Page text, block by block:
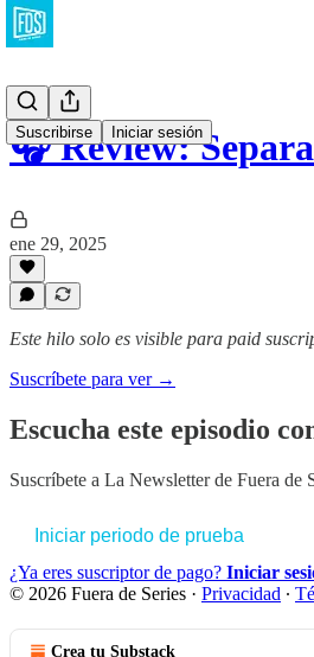
Suscribirse Iniciar sesión
🎧 Review:
ene 29, 2025
Este hilo solo es visible para paid
Suscríbete para ver →
Escucha este episodio
Suscríbete a La Newsletter de Fuera de
Iniciar periodo de prueba
¿Ya eres suscriptor de pago? Iniciar
© 2026 Fuera de Series · Privacidad ∙
Crea tu Substack